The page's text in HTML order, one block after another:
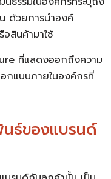
ด้วยการนำองค์
สินค้ามาใช้
ที่แสดงออกถึงความ
กแบบภายในองค์กรที่
ธ์ของแบรนด์